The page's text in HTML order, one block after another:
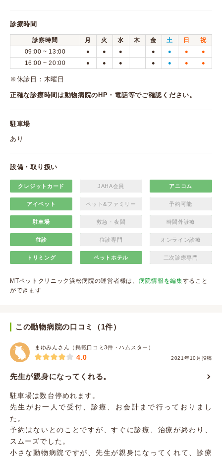
診療時間
診察時間 月 火 水 木 金 土 日
祝
09:00 ~ 13:00
● ● ● ● ● ● ●
16:00 ~ 20:00 ● ● ● ● ● ● ●
※休診日：木曜日
正確な診療時間は動物病院のHP・電話等でご確認ください。
駐車場
あり
設備・取り扱い
クレジットカード JAHA会員 アニコム
アイペット ペット&ファミリー 予約可能
駐車場 救急・夜間 時間外診療
往診 往診専門 オンライン診療
トリミング ペットホテル 二次診療専門
MTペットクリニック浜松病院の運営者様は、 病院情報を編集すること
ができます
この動物病院の口コミ（1件）
まゆみんさん（掲載口コミ3件・ハムスター）
2021年10月投稿
4.0
先生が親身になってくれる。
駐車場は数台停めれます。
先生がお一人で受付、診療、お会計まで行っておりまし
た。
予約はないとのことですが、すぐに診療、治療が終わり、
スムーズでした。
小さな動物病院ですが、先生が親身になってくれて、診療